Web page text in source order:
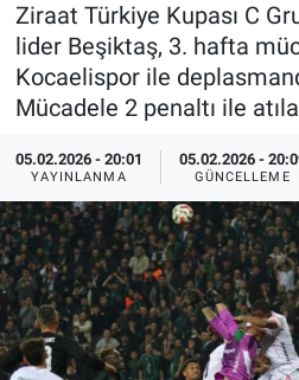
Ziraat Türkiye Kupası C
lider Beşiktaş, 3. hafta
Kocaelispor ile
Mücadele 2 penaltı ile
05.02.2026 - 20:01
YAYINLANMA
05.02.2026 -
GÜNCELLEME
Trend
Özel Haberler
Yazarlar
Ekonomi
Dünya
Medya
Özel Haberler
Kadın
Erişim Bilgileri
Son Dakika Haberleri
Haber Arşivi